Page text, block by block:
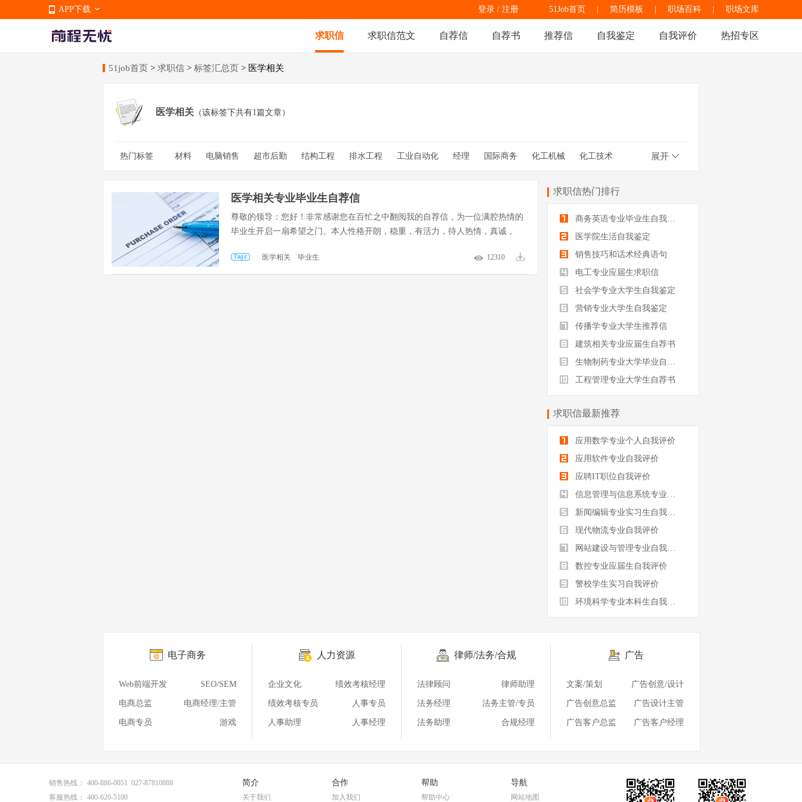
APP下载 51Job首页 简历模板 职场百科 职场文库
登录 / 注册
求职信 求职信范文 自荐信 自荐书 推荐信 自我鉴定 自我评价 热招专区
51job首页 > 求职信 > 标签汇总页 > 医学相关
医学相关 （该标签下共有1篇文章）
热门标签 材料 电脑销售 超市后勤 结构工程 排水工程 工业自动化 经理 国际商务 化工机械 化工技术
专科学校 考研申请 临床医学 促销 语言相关
展开
医学相关专业毕业生自荐信
尊敬的领导：您好！非常感谢您在百忙之中翻阅我的自荐信，为一位满腔热情的
毕业生开启一扇希望之门。本人性格开朗，稳重，有活力，待人热情，真诚，
医学相关 毕业生 12310
求职信热门排行
商务英语专业毕业生自我鉴定
医学院生活自我鉴定
销售技巧和话术经典语句
电工专业应届生求职信
社会学专业大学生自我鉴定
营销专业大学生自我鉴定
传播学专业大学生推荐信
建筑相关专业应届生自荐书
生物制药专业大学毕业自我评价
工程管理专业大学生自荐书
求职信最新推荐
应用数学专业个人自我评价
应用软件专业自我评价
应聘IT职位自我评价
信息管理与信息系统专业自我评价
新闻编辑专业实习生自我评价
现代物流专业自我评价
网站建设与管理专业自我评价
数控专业应届生自我评价
警校学生实习自我评价
环境科学专业本科生自我评价
电子商务
Web前端开发 SEO/SEM
电商总监 电商经理/主管
电商专员 游戏
人力资源
企业文化 绩效考核经理
绩效考核专员 人事专员
人事助理 人事经理
律师/法务/合规
法律顾问 律师助理
法务经理 法务主管/专员
法务助理 合规经理
广告
文案/策划 广告创意/设计
广告创意总监 广告设计主管
广告客户总监 广告客户经理
销售热线：
400-886-0051 027-87810888
客服热线：
400-620-5100
简介
关于我们
合作
加入我们
帮助
帮助中心
导航
网站地图